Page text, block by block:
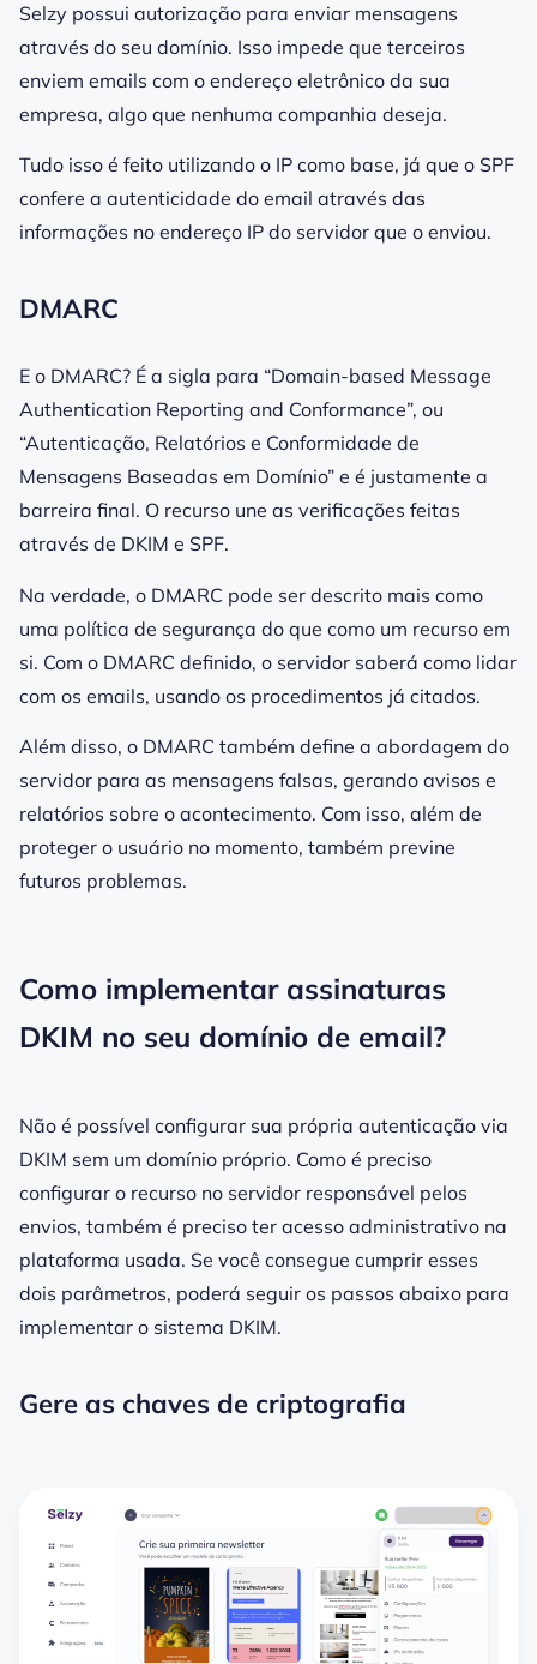
Selzy possui autorização para enviar mensagens
através do seu domínio. Isso impede que terceiros
enviem emails com o endereço eletrônico da sua
empresa, algo que nenhuma companhia deseja.
Tudo isso é feito utilizando o IP como base, já que o SPF
confere a autenticidade do email através das
informações no endereço IP do servidor que o enviou.
DMARC
E o DMARC? É a sigla para “Domain-based Message
Authentication Reporting and Conformance”, ou
“Autenticação, Relatórios e Conformidade de
Mensagens Baseadas em Domínio” e é justamente a
barreira final. O recurso une as verificações feitas
através de DKIM e SPF.
Na verdade, o DMARC pode ser descrito mais como
uma política de segurança do que como um recurso em
si. Com o DMARC definido, o servidor saberá como lidar
com os emails, usando os procedimentos já citados.
Além disso, o DMARC também define a abordagem do
servidor para as mensagens falsas, gerando avisos e
relatórios sobre o acontecimento. Com isso, além de
proteger o usuário no momento, também previne
futuros problemas.
Como implementar assinaturas
DKIM no seu domínio de email?
Não é possível configurar sua própria autenticação via
DKIM sem um domínio próprio. Como é preciso
configurar o recurso no servidor responsável pelos
envios, também é preciso ter acesso administrativo na
plataforma usada. Se você consegue cumprir esses
dois parâmetros, poderá seguir os passos abaixo para
implementar o sistema DKIM.
Gere as chaves de criptografia